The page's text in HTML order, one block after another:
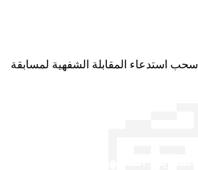
سحب استدعاء المقابلة الشفهية لمسابقة